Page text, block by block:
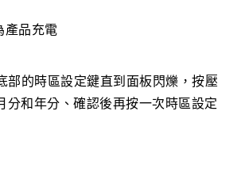
產品充電
部的時區設定鍵直到面板閃爍，按壓
分和年分、確認後再按一次時區設定